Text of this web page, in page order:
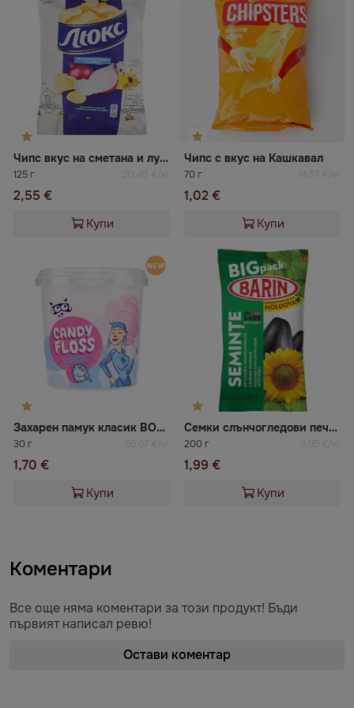
Чипс вкус на сметана и лук Люкс
125 г 20,40 €/кг
2,55 €
Купи
Чипс с вкус на Кашкавал
70 г 14,57 €/кг
1,02 €
Купи
Захарен памук класик BOOMZA
30 г 56,67 €/кг
1,70 €
Купи
Семки слънчогледови печени cолени Barin
200 г 9,95 €/кг
1,99 €
Купи
Коментари
Все още няма коментари за този продукт! Бъди
първият написал ревю!
Остави коментар